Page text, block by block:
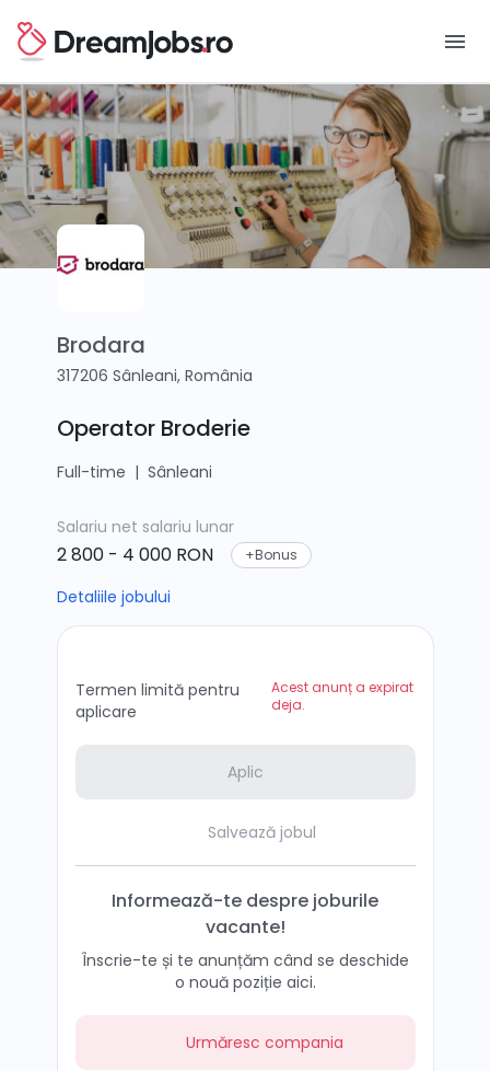
menu
Brodara
317206 Sânleani, România
Operator Broderie
Full-time | Sânleani
Salariu net salariu lunar
2 800 - 4 000 RON +Bonus
Detaliile jobului
Termen limită pentru
aplicare
Acest anunț a expirat
deja.
Aplic
Salvează jobul
Informează-te despre joburile
vacante!
Înscrie-te și te anunțăm când se deschide
o nouă poziție aici.
Urmăresc compania